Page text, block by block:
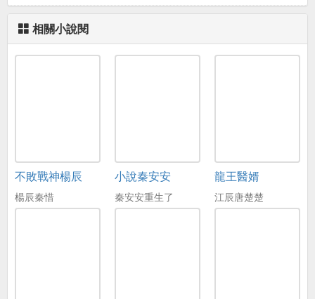
相關小說閱
不敗戰神楊辰
楊辰秦惜
小說秦安安
秦安安重生了
龍王醫婿
江辰唐楚楚